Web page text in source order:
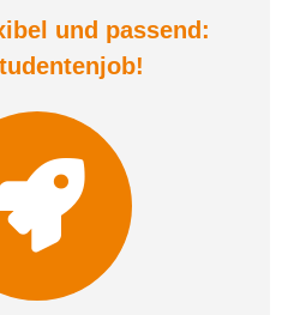
und passend:
enjob!